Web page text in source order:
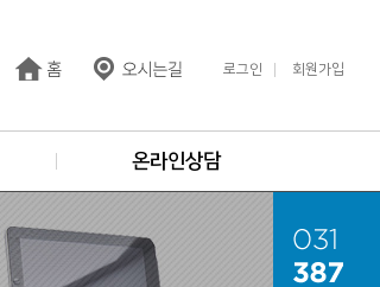
로그인 회원가입
온라인상담